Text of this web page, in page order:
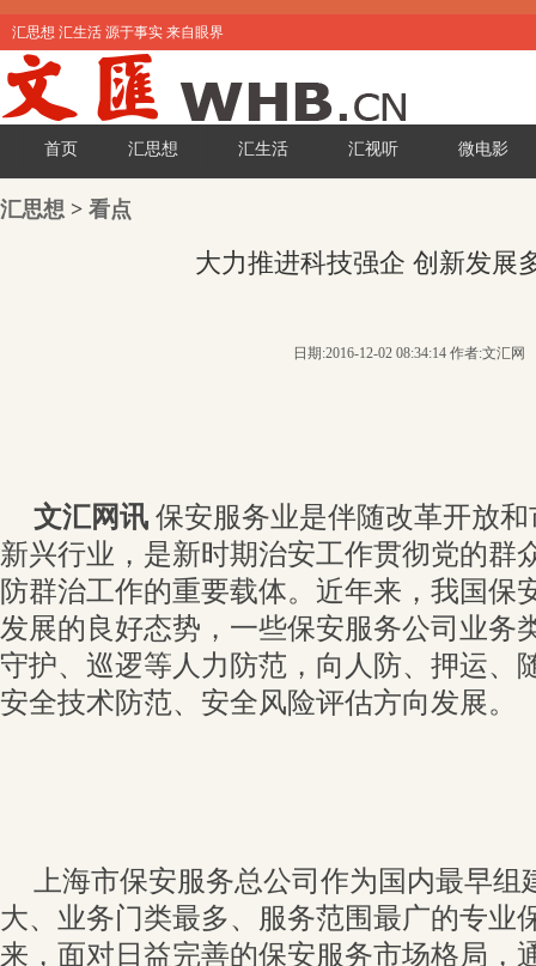
汇思想 汇生活 源于事实 来自眼界
首页 汇思想 汇生活 汇视听 微电影
汇思想 > 看点
大力推进科技强企 创新发展
日期:2016-12-02 08:34:14 作者:文汇网
文汇网讯 保安服务业是伴随改革开放
新兴行业，是新时期治安工作贯彻党的群
防群治工作的重要载体。近年来，我国保
发展的良好态势，一些保安服务公司业务
守护、巡逻等人力防范，向人防、押运、
安全技术防范、安全风险评估方向发展。
上海市保安服务总公司作为国内最早
大、业务门类最多、服务范围最广的专业
来，面对日益完善的保安服务市场格局，